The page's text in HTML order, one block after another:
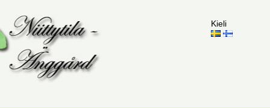
Kieli